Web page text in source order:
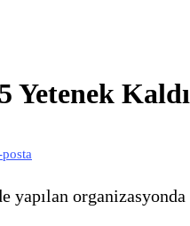
Yetenek Kaldı